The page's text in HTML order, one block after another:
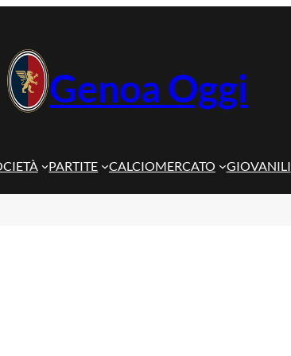
Genoa Oggi
PARTITE CALCIOMERCATO GIOVANILI